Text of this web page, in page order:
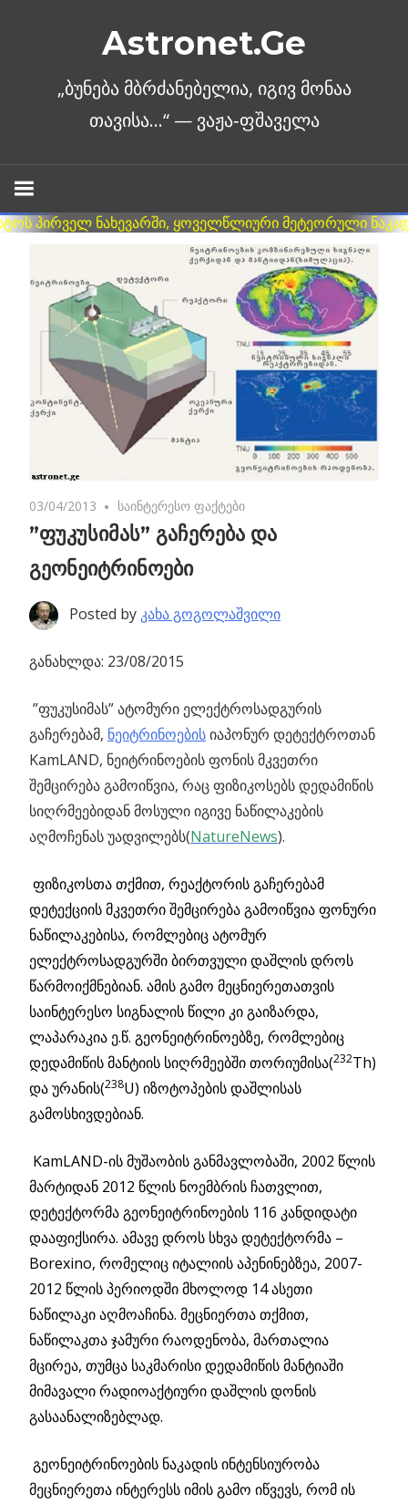
Astronet.Ge
03/04/2013 No comments
საინტერესო ფაქტები
”ფუკუსიმას” გაჩერება და
გეონეიტრინოები
Posted by კახა გოგოლაშვილი
განახლდა: 23/08/2015
”ფუკუსიმას” ატომური ელექტროსადგურის
გაჩერებამ, ნეიტრინოებისიაპონურ დეტექტროთან
KamLAND, ნეიტრინოების ფონის მკვეთრი
შემცირება გამოიწვია, რაც ფიზიკოსებს დედამიწის
სიღრმეებიდან მოსული იგივე ნაწილაკების
აღმოჩენას უადვილებს(NatureNews).
ფიზიკოსთა თქმით, რეაქტორის გაჩერებამ
დეტექციის მკვეთრი შემცირება გამოიწვია ფონური
ნაწილაკებისა, რომლებიც ატომურ
ელექტროსადგურში ბირთვული დაშლის დროს
წარმოიქმნებიან. ამის გამო მეცნიერეთათვის
საინტერესო სიგნალის წილი კი გაიზარდა,
ლაპარაკია ე.წ. გეონეიტრინოებზე, რომლებიც
დედამიწის მანტიის სიღრმეებში თორიუმისა(232Th)
და ურანის(238U) იზოტოპების დაშლისას
გამოსხივდებიან.
KamLAND-ის მუშაობის განმავლობაში, 2002 წლის
მარტიდან 2012 წლის ნოემბრის ჩათვლით,
დეტექტორმა გეონეიტრინოების 116 კანდიდატი
დააფიქსირა. ამავე დროს სხვა დეტექტორმა –
Borexino, რომელიც იტალიის აპენინებზეა, 2007-
2012 წლის პერიოდში მხოლოდ 14 ასეთი
ნაწილაკი აღმოაჩინა. მეცნიერთა თქმით,
ნაწილაკთა ჯამური რაოდენობა, მართალია
მცირეა, თუმცა საკმარისი დედამიწის მანტიაში
მიმავალი რადიოაქტიური დაშლის დონის
გასაანალიზებლად.
გეონეიტრინოების ნაკადის ინტენსიურობა
მეცნიერეთა ინტერესს იმის გამო იწვევს, რომ ის